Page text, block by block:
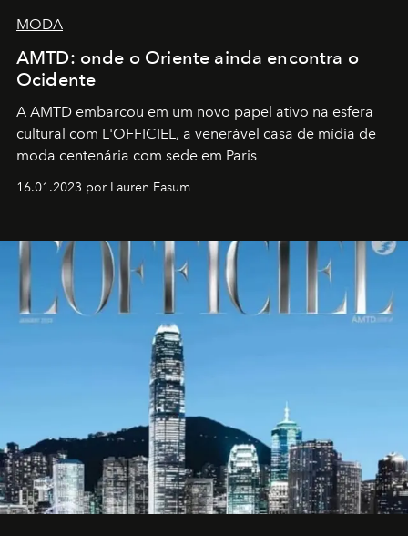
MODA
AMTD: onde o Oriente ainda encontra o
Ocidente
A AMTD embarcou em um novo papel ativo na esfera
cultural com L'OFFICIEL, a venerável casa de mídia de
moda centenária com sede em Paris
16.01.2023 por Lauren Easum